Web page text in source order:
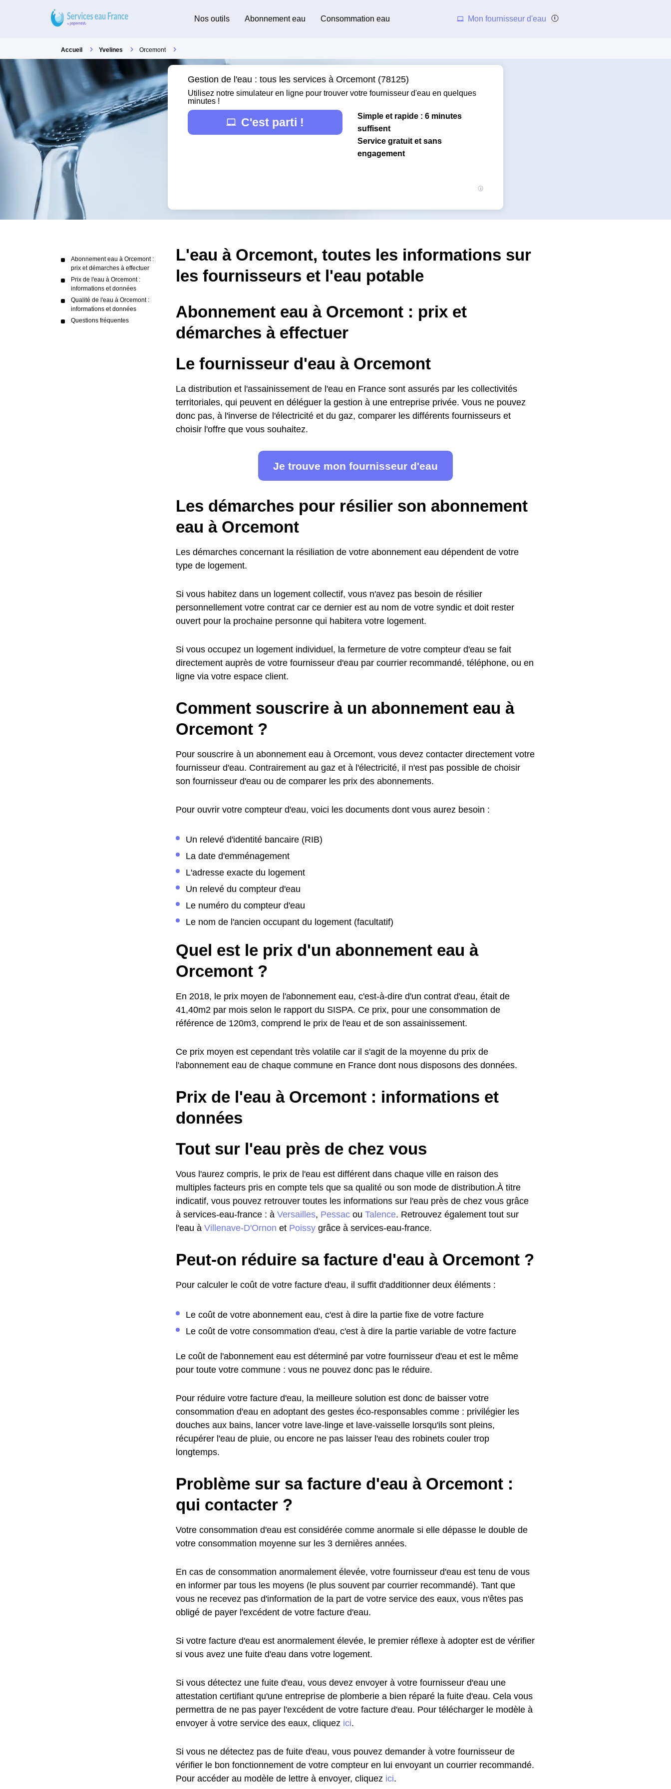
Nos outils Abonnement eau Consommation eau Mon fournisseur d'eau
Accueil Yvelines Orcemont
Gestion de l'eau : tous les services à Orcemont (78125)
Utilisez notre simulateur en ligne pour trouver votre fournisseur d'eau en quelques
minutes !
C'est parti !
Simple et rapide : 6 minutes
suffisent
Service gratuit et sans
engagement
Abonnement eau à Orcemont :
prix et démarches à effectuer
Prix de l'eau à Orcemont :
informations et données
Qualité de l'eau à Orcemont :
informations et données
Questions fréquentes
L'eau à Orcemont, toutes les informations sur
les fournisseurs et l'eau potable
Abonnement eau à Orcemont : prix et
démarches à effectuer
Le fournisseur d'eau à Orcemont
La distribution et l'assainissement de l'eau en France sont assurés par les collectivités
territoriales, qui peuvent en déléguer la gestion à une entreprise privée. Vous ne pouvez
donc pas, à l'inverse de l'électricité et du gaz, comparer les différents fournisseurs et
choisir l'offre que vous souhaitez.
Je trouve mon fournisseur d'eau
Les démarches pour résilier son abonnement
eau à Orcemont
Les démarches concernant la résiliation de votre abonnement eau dépendent de votre
type de logement.
Si vous habitez dans un logement collectif, vous n'avez pas besoin de résilier
personnellement votre contrat car ce dernier est au nom de votre syndic et doit rester
ouvert pour la prochaine personne qui habitera votre logement.
Si vous occupez un logement individuel, la fermeture de votre compteur d'eau se fait
directement auprès de votre fournisseur d'eau par courrier recommandé, téléphone, ou en
ligne via votre espace client.
Comment souscrire à un abonnement eau à
Orcemont ?
Pour souscrire à un abonnement eau à Orcemont, vous devez contacter directement votre
fournisseur d'eau. Contrairement au gaz et à l'électricité, il n'est pas possible de choisir
son fournisseur d'eau ou de comparer les prix des abonnements.
Pour ouvrir votre compteur d'eau, voici les documents dont vous aurez besoin :
Un relevé d'identité bancaire (RIB)
La date d'emménagement
L'adresse exacte du logement
Un relevé du compteur d'eau
Le numéro du compteur d'eau
Le nom de l'ancien occupant du logement (facultatif)
Quel est le prix d'un abonnement eau à
Orcemont ?
En 2018, le prix moyen de l'abonnement eau, c'est-à-dire d'un contrat d'eau, était de
41,40m2 par mois selon le rapport du SISPA. Ce prix, pour une consommation de
référence de 120m3, comprend le prix de l'eau et de son assainissement.
Ce prix moyen est cependant très volatile car il s'agit de la moyenne du prix de
l'abonnement eau de chaque commune en France dont nous disposons des données.
Prix de l'eau à Orcemont : informations et
données
Tout sur l'eau près de chez vous
Vous l'aurez compris, le prix de l'eau est différent dans chaque ville en raison des
multiples facteurs pris en compte tels que sa qualité ou son mode de distribution.À titre
indicatif, vous pouvez retrouver toutes les informations sur l'eau près de chez vous grâce
à services-eau-france : à Versailles, Pessac ou Talence. Retrouvez également tout sur
l'eau à Villenave-D'Ornon et Poissy grâce à services-eau-france.
Peut-on réduire sa facture d'eau à Orcemont ?
Pour calculer le coût de votre facture d'eau, il suffit d'additionner deux éléments :
Le coût de votre abonnement eau, c'est à dire la partie fixe de votre facture
Le coût de votre consommation d'eau, c'est à dire la partie variable de votre facture
Le coût de l'abonnement eau est déterminé par votre fournisseur d'eau et est le même
pour toute votre commune : vous ne pouvez donc pas le réduire.
Pour réduire votre facture d'eau, la meilleure solution est donc de baisser votre
consommation d'eau en adoptant des gestes éco-responsables comme : privilégier les
douches aux bains, lancer votre lave-linge et lave-vaisselle lorsqu'ils sont pleins,
récupérer l'eau de pluie, ou encore ne pas laisser l'eau des robinets couler trop
longtemps.
Problème sur sa facture d'eau à Orcemont :
qui contacter ?
Votre consommation d'eau est considérée comme anormale si elle dépasse le double de
votre consommation moyenne sur les 3 dernières années.
En cas de consommation anormalement élevée, votre fournisseur d'eau est tenu de vous
en informer par tous les moyens (le plus souvent par courrier recommandé). Tant que
vous ne recevez pas d'information de la part de votre service des eaux, vous n'êtes pas
obligé de payer l'excédent de votre facture d'eau.
Si votre facture d'eau est anormalement élevée, le premier réflexe à adopter est de vérifier
si vous avez une fuite d'eau dans votre logement.
Si vous détectez une fuite d'eau, vous devez envoyer à votre fournisseur d'eau une
attestation certifiant qu'une entreprise de plomberie a bien réparé la fuite d'eau. Cela vous
permettra de ne pas payer l'excédent de votre facture d'eau. Pour télécharger le modèle à
envoyer à votre service des eaux, cliquez ici.
Si vous ne détectez pas de fuite d'eau, vous pouvez demander à votre fournisseur de
vérifier le bon fonctionnement de votre compteur en lui envoyant un courrier recommandé.
Pour accéder au modèle de lettre à envoyer, cliquez ici.